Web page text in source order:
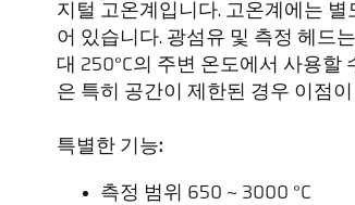
지털 고온계입니다. 고온계에는
어 있습니다. 광섬유 및 측정 헤드
대 250°C의 주변 온도에서 사용할
은 특히 공간이 제한된 경우 이점
특별한 기능:
측정 범위 650 ~ 3000 °C